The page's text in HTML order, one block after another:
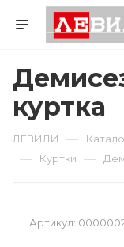
куртка
ЛЕВИЛИ —
— Куртки —
Артикул: